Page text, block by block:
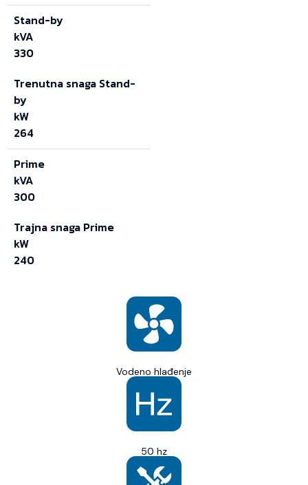
Stand-by
kVA
330
Trenutna snaga Stand-
by
kW
264
Prime
kVA
300
Trajna snaga Prime
kW
240
Vodeno hlađenje
50 hz